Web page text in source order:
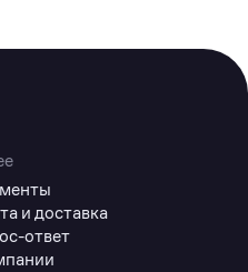
и доставка
ответ